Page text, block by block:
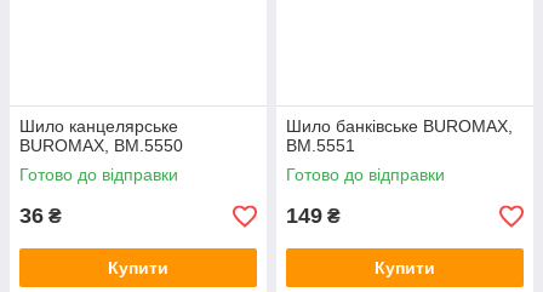
Шило канцелярське
BUROMAX, BM.5550
Готово до відправки
36 ₴
Купити
Шило банківське BUROMAX,
BM.5551
Готово до відправки
149 ₴
Купити